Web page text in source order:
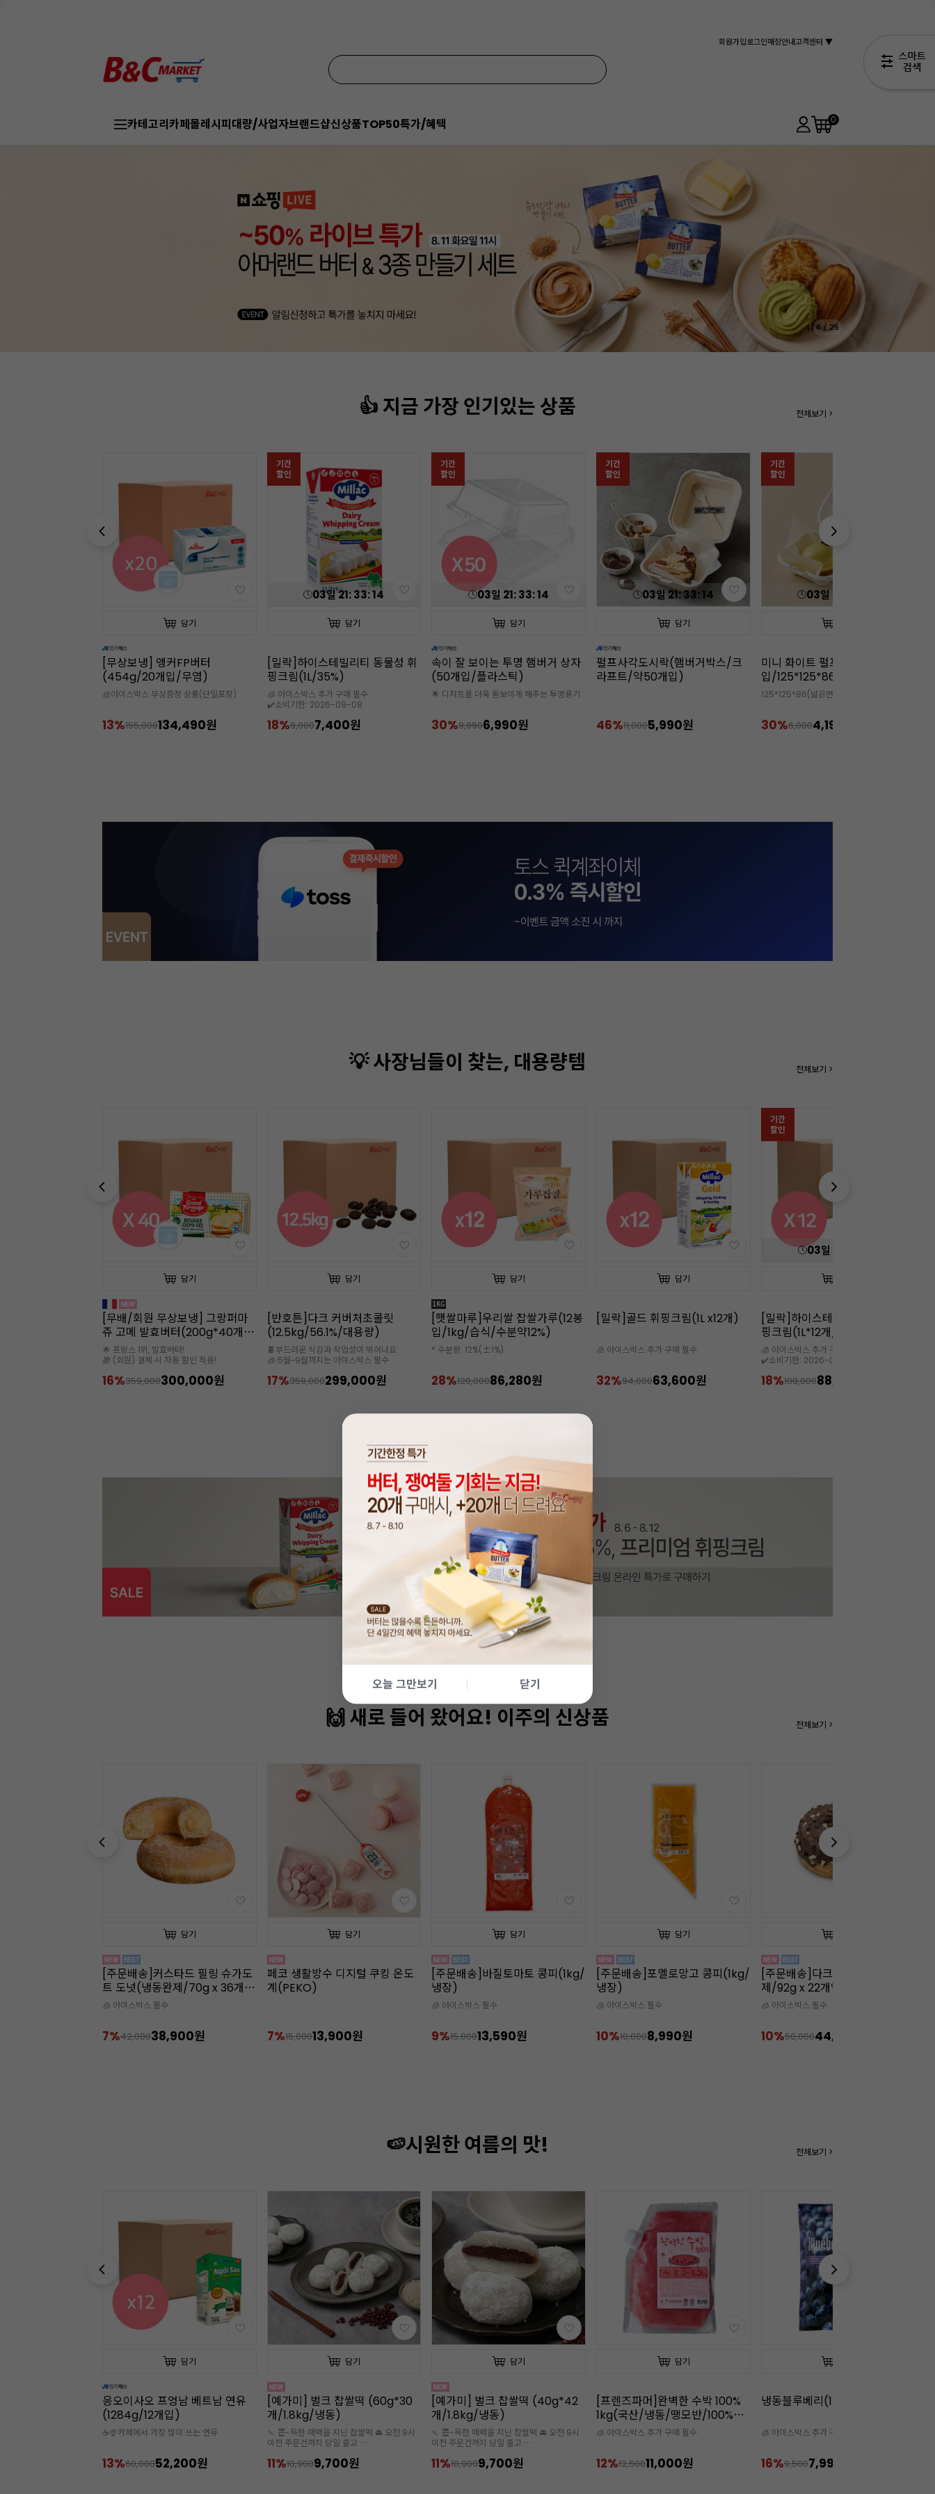
오늘 그만보기 닫기
회원가입로그인매장안내고객센터 ▼
카테고리카페몰레시피대량/사업자브랜드샵신상품TOP50특가/혜택 0
5/25
👍 지금 가장 인기있는 상품 전체보기 >
03
담기
[밀락]하이스테빌리티 동물성 휘
핑크림(1L/35%)
🧊 아이스박스 추가 구매 필수
18%9,0007,400원
기간
할인
03일21:33:13
담기
속이 잘 보이는 투명 햄버거 상자
(50개입/플라스틱)
🌟 디저트를 더욱 돋보이게 해주는 투명용기
30%9,9906,990원
기간
할인
03일 21:33:13
담기
펄프사각도시락(햄버거박스/크
라프트/약50개입)
46%11,0005,990원
기간
할인
03일21:33: 13
담기
미니 화이트 펄프 도시락 (50개
입/125*125*86)
30%6,0004,190원
[무배/회원 아이스박스 무료]끼
리 크림치즈(1kgx12개)
🧊 회원 아이스박스 무상 증정 상품
22%299,900234,000원
💡 사장님들이 찾는, 대용량템 전체보기 >
담기
[반호튼]다크 커버처초콜릿
(12.5kg/56.1%/대용량)
🍫부드러운 식감과 작업성이 뛰어나요
🧊 5월~9월까지는 아이스박스 필수
17%359,000299,000원
담기
[햇쌀마루]우리쌀 찹쌀가루(12봉
입/1kg/습식/수분약12%)
* 수분량: 12%(±1%)
28%120,00086,280원
담기
[밀락]골드 휘핑크림(1L x12개)
🧊 아이스박스 추가 구매 필수
32%94,00063,600원
03 :33:11
담기
[밀락]하이스테빌리티 동물성 휘
🧊 아이스박스 추가 구매 필수
18%108,00088,800원
[칼리바우트]2815다크(10kg/벌
크/벨기에)
🧊 5월~9월까지는 아이스박스 필수
11%359,000319,900원
🙌 새로 들어 왔어요! 이주의 신상품 전체보기 >
담기
페코 생활방수 디지털 쿠킹 온도
계(PEKO)
7%15,00013,900원
담기
[주문배송]바질토마토 콩피(1kg/
냉장)
9%15,00013,590원
담기
[주문배송]포멜로망고 콩피(1kg/
냉장)
🧊 아이스박스 필수
10%10,0008,990원
담기
[주문배송]다크 크로넛(냉동완
제/92g x 22개입)
🧊 아이스박스 필수
10%50,00044,900원
판 젤라틴 골드(10장/약20g/소)
50%3,9901,990원
🍉시원한 여름의 맛! 전체보기 >
담기
[예가미] 벌크 찹쌀떡 (60g*30
개/1.8kg/냉동)
🍡 쫀-득한 매력을 지닌 찹쌀떡 🚘 오전 9시
11%10,9009,700원
담기
[예가미] 벌크 찹쌀떡 (40g*42
개/1.8kg/냉동)
🍡 쫀-득한 매력을 지닌 찹쌀떡 🚘 오전 9시
이전 주문건까지 당일 출고
11%10,9009,700원
담기
[프렌즈파머]완벽한 수박 100%
1kg(국산/냉동/땡모반/100%착
즙)
🧊 아이스박스 추가 구매 필수
12%12,50011,000원
담기
냉동블루베리(1kg)
🧊 아이스박스 추가 구매 필수
16%9,5007,990원
냉동딸기(1kg)
🧊 아이스박스 추가 구매 필수
14%7,0005,990원